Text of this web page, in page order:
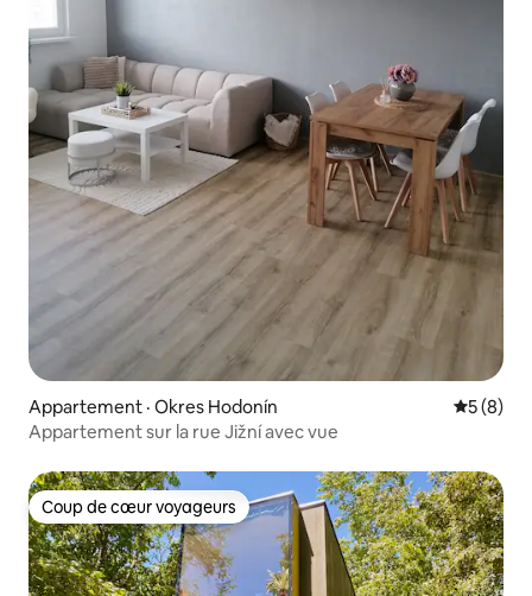
Appartement · Okres Hodonín Note
5 (8)
Appartement sur la rue Jižní avec vue
Coup de cœur voyageurs
Coup de cœur voyageurs